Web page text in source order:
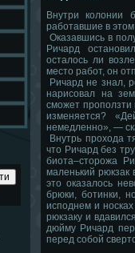
Внутри колонии
работавшие в
Оказавшись в
Ричард
осталось ли
место работ, он
Ричард не знал,
нарисовал на
сможет проползти
изменяется?
немедленно», —
Внутрь прохода
что Ричард без
биота–сторожа
маленький рюкзак
это оказалось
брюки, ботинки,
исподнем и
рюкзаку и
дюйму Ричард
перед собой